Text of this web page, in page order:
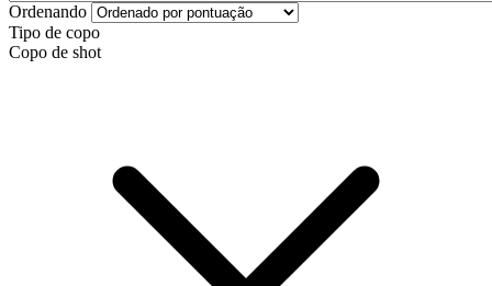
Ordenando
Tipo de copo
Copo de shot